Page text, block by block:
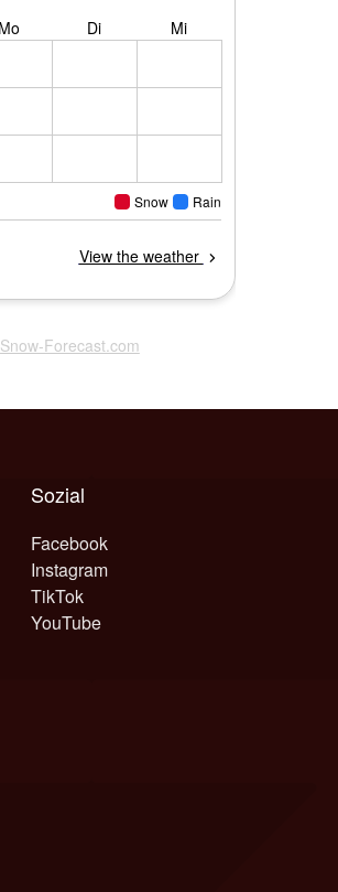
Snow-Forecast.com
Sozial
Facebook
Instagram
TikTok
YouTube